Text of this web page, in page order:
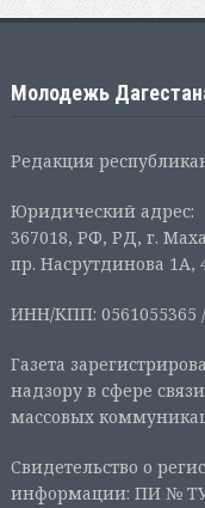
Молодежь
Редакция
Юридический адрес:
367018, РФ, РД, г.
пр. Насрутдинова 1А,
ИНН/КПП: 0561055365 /
Газета
надзору в сфере
массовых
Свидетельство о
информации: ПИ № ТУ